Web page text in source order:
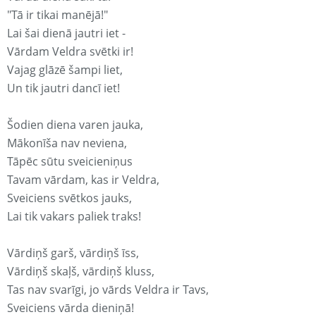
"Tā ir tikai manējā!"
Lai šai dienā jautri iet -
Vārdam Veldra svētki ir!
Vajag glāzē šampi liet,
Un tik jautri dancī iet!
Šodien diena varen jauka,
Mākonīša nav neviena,
Tāpēc sūtu sveicieniņus
Tavam vārdam, kas ir Veldra,
Sveiciens svētkos jauks,
Lai tik vakars paliek traks!
Vārdiņš garš, vārdiņš īss,
Vārdiņš skaļš, vārdiņš kluss,
Tas nav svarīgi, jo vārds Veldra ir Tavs,
Sveiciens vārda dieniņā!